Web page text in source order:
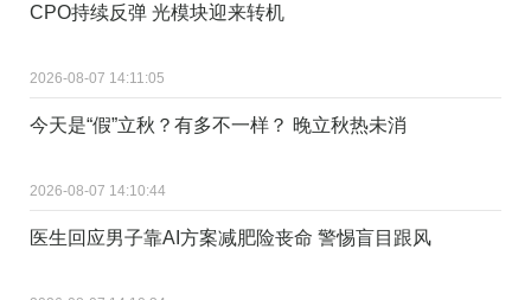
CPO持续反弹 光模块迎来转机
2026-08-07 14:11:05
今天是“假”立秋？有多不一样？ 晚立秋热未消
2026-08-07 14:10:44
医生回应男子靠AI方案减肥险丧命 警惕盲目跟风